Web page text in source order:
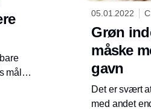
målet
05.01.2022
Grøn
måske
gavn
Det er svært
med andet